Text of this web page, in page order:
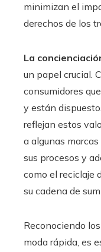
minimizan el
derechos de los
La
un papel crucial.
consumidores
y están
reflejan estos
a algunas
sus procesos y
como el reciclaje
su cadena de
Reconociendo
moda rápida, es